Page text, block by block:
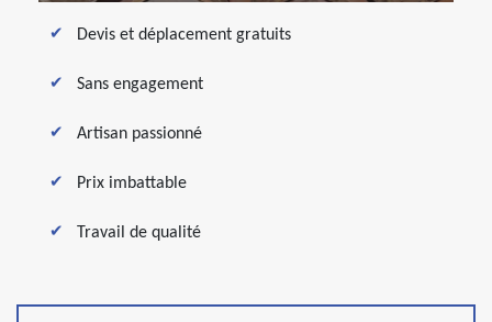
Devis et déplacement gratuits
Sans engagement
Artisan passionné
Prix imbattable
Travail de qualité